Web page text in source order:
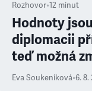
Rozhovor•12 minut
Hodnoty
diplomacii
teď možná
Eva Soukeníková•6. 8.